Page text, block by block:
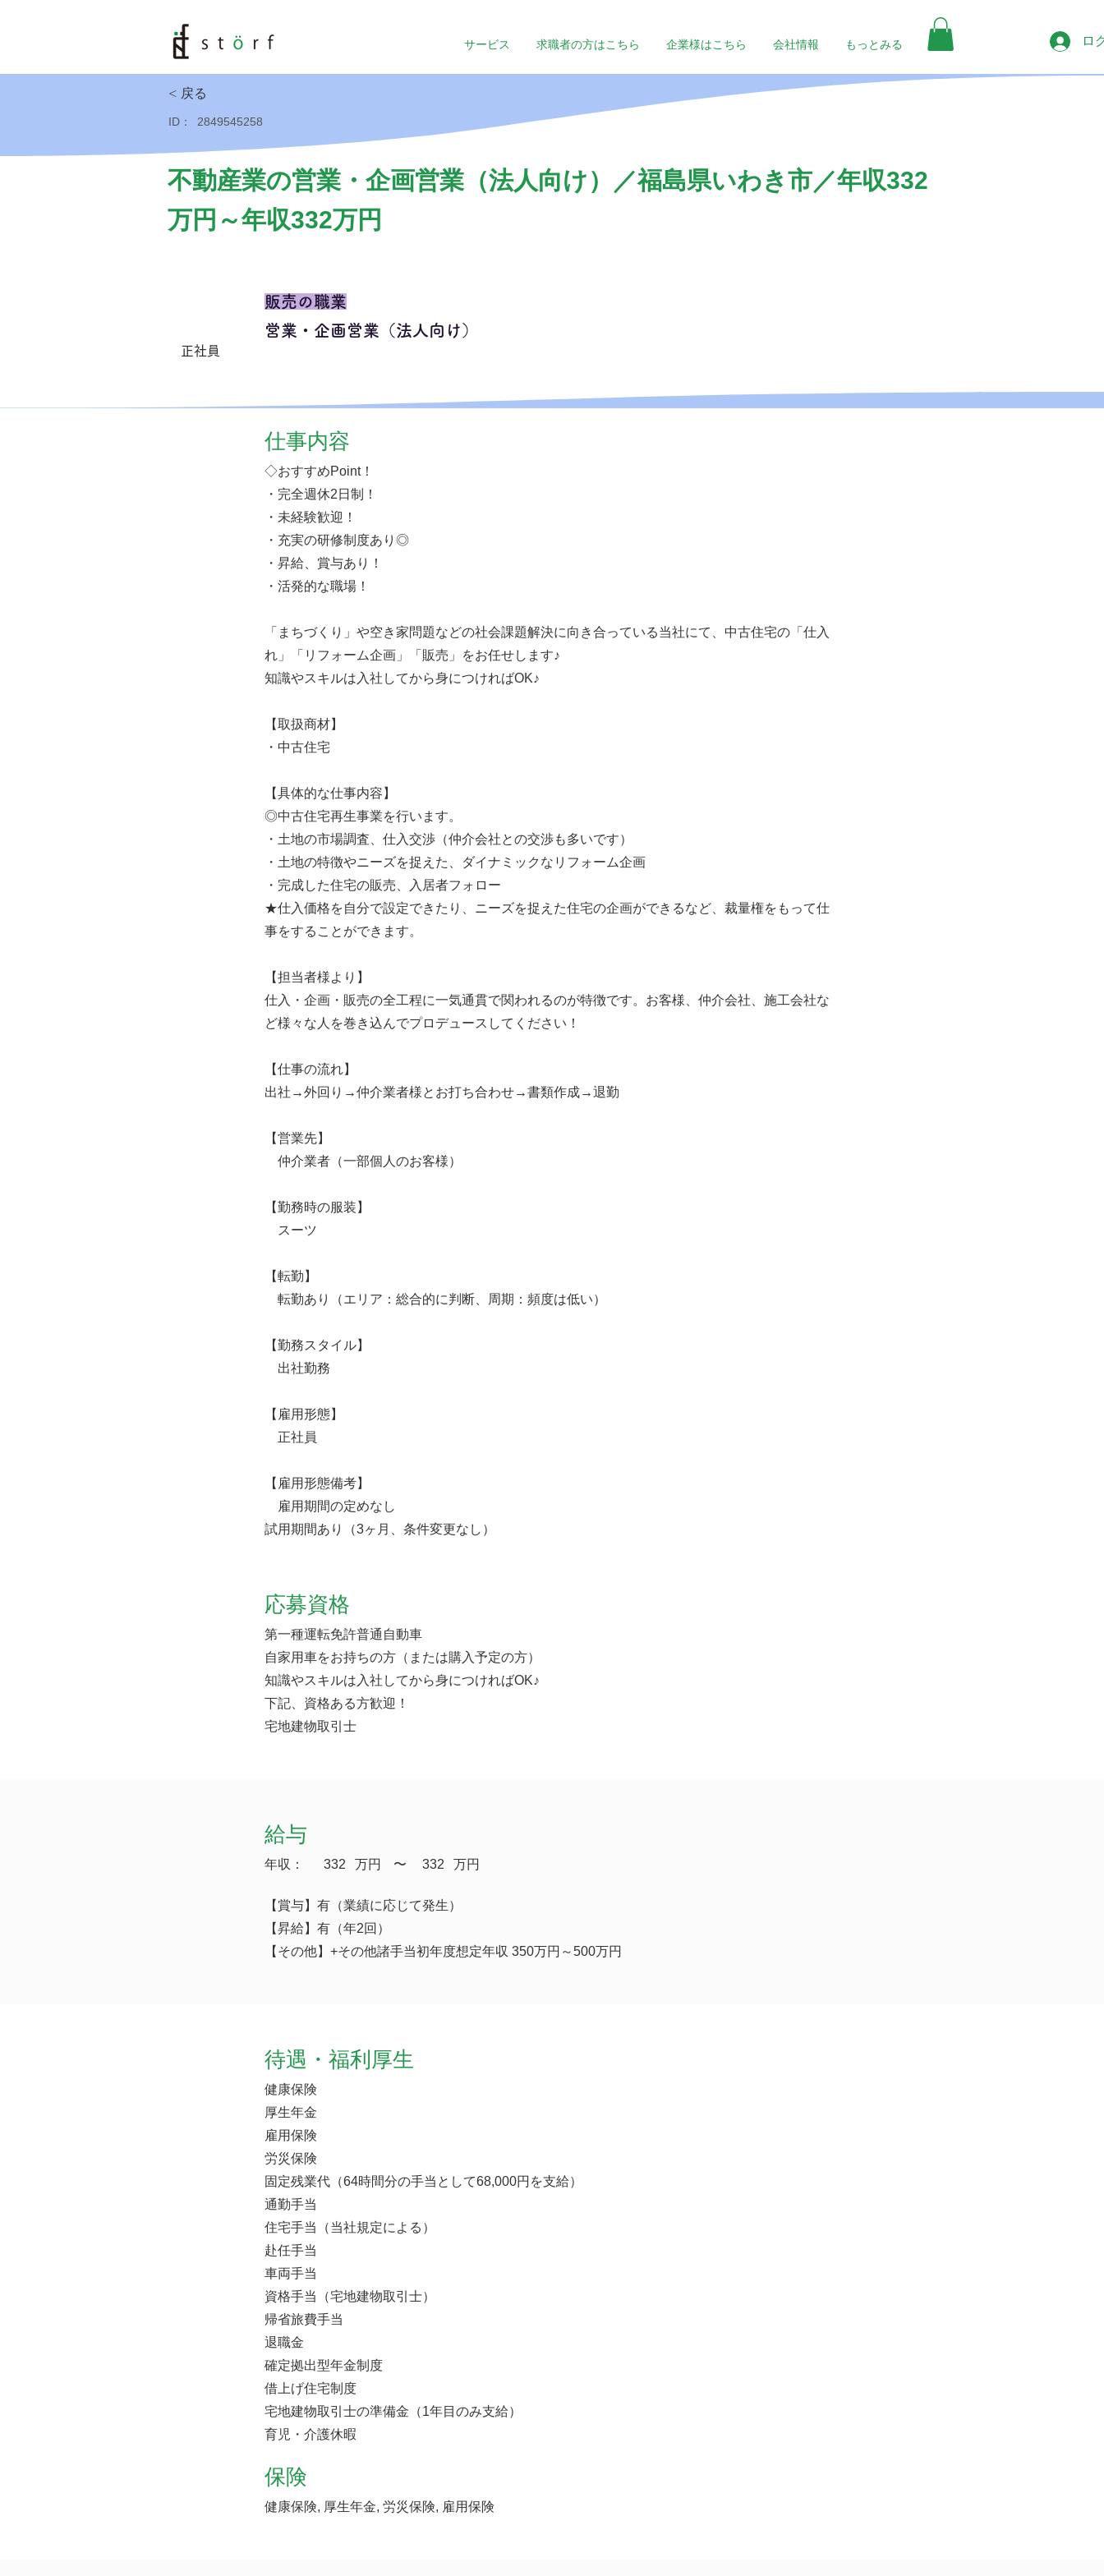
サービス 求職者の方はこちら 企業様はこちら 会社情報 もっとみる ロ
< 戻る
ID： 2849545258
不動産業の営業・企画営業（法人向け）／福島県いわき市／年収332
万円～年収332万円
正社員
販売の職業
営業・企画営業（法人向け）
仕事内容
◇おすすめPoint！
・完全週休2日制！
・未経験歓迎！
・充実の研修制度あり◎
・昇給、賞与あり！
・活発的な職場！
「まちづくり」や空き家問題などの社会課題解決に向き合っている当社にて、中古住宅の「仕入
れ」「リフォーム企画」「販売」をお任せします♪
知識やスキルは入社してから身につければOK♪
【取扱商材】
・中古住宅
【具体的な仕事内容】
◎中古住宅再生事業を行います。
・土地の市場調査、仕入交渉（仲介会社との交渉も多いです）
・土地の特徴やニーズを捉えた、ダイナミックなリフォーム企画
・完成した住宅の販売、入居者フォロー
★仕入価格を自分で設定できたり、ニーズを捉えた住宅の企画ができるなど、裁量権をもって仕
事をすることができます。
【担当者様より】
仕入・企画・販売の全工程に一気通貫で関われるのが特徴です。お客様、仲介会社、施工会社な
ど様々な人を巻き込んでプロデュースしてください！
【仕事の流れ】
出社→外回り→仲介業者様とお打ち合わせ→書類作成→退勤
【営業先】
仲介業者（一部個人のお客様）
【勤務時の服装】
スーツ
【転勤】
転勤あり（エリア：総合的に判断、周期：頻度は低い）
【勤務スタイル】
出社勤務
【雇用形態】
正社員
【雇用形態備考】
雇用期間の定めなし
試用期間あり（3ヶ月、条件変更なし）
応募資格
第一種運転免許普通自動車
自家用車をお持ちの方（または購入予定の方）
知識やスキルは入社してから身につければOK♪
下記、資格ある方歓迎！
宅地建物取引士
給与
年収： 332 万円 ​〜 332 万円
【賞与】有（業績に応じて発生）
【昇給】有（年2回）
【その他】+その他諸手当初年度想定年収 350万円～500万円
待遇・福利厚生
健康保険
厚生年金
雇用保険
労災保険
固定残業代（64時間分の手当として68,000円を支給）
通勤手当
住宅手当（当社規定による）
赴任手当
車両手当
資格手当（宅地建物取引士）
帰省旅費手当
退職金
確定拠出型年金制度
借上げ住宅制度
宅地建物取引士の準備金（1年目のみ支給）
育児・介護休暇
保険
健康保険, 厚生年金, 労災保険, 雇用保険